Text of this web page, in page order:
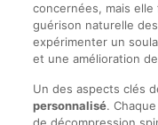
concernées, mais
guérison naturelle
expérimenter un
et une amélioration
Un des aspects clés
personnalisé.